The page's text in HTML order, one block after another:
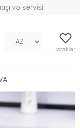
və servisi.
İstəklər